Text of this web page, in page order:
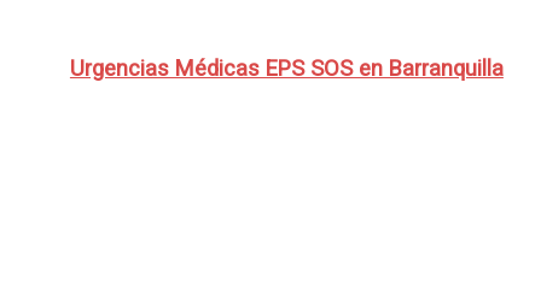
Urgencias Médicas EPS SOS en Barranquilla